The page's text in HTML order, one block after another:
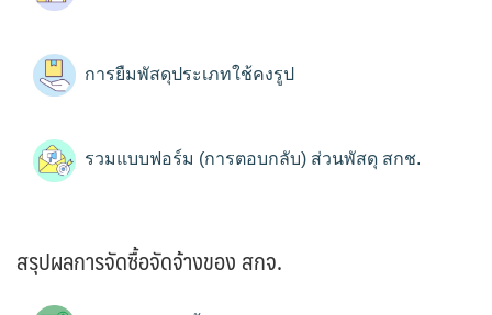
การยืมพัสดุประเภทใช้คงรูป
รวมแบบฟอร์ม (การตอบกลับ) ส่วนพัสดุ สกช.
สรุปผลการจัดซื้อจัดจ้างของ สกจ.